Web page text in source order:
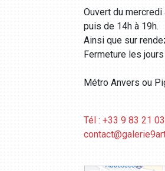
Ouvert du
puis de 14h à 19h.
Ainsi que sur
Fermeture les
Métro Anvers ou
Tél : +33 9 83 21